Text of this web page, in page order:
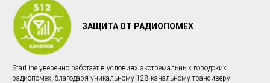
ЗАЩИТА ОТ РАДИОПОМЕХ
StarLine уверенно работает в условиях экстремальных городских
радиопомех, благодаря уникальному 128-канальному трансиверу